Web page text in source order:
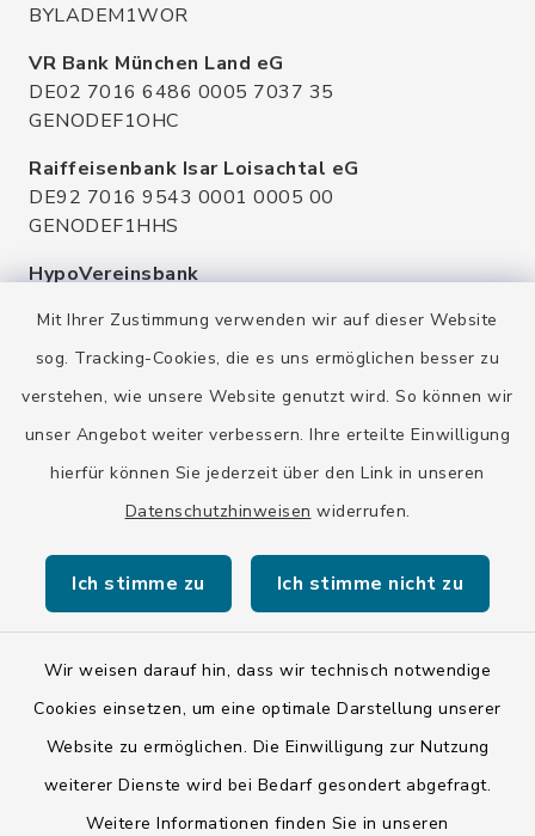
Mit Ihrer Zustimmung verwenden wir auf dieser Website
sog. Tracking-Cookies, die es uns ermöglichen besser zu
verstehen, wie unsere Website genutzt wird. So können wir
unser Angebot weiter verbessern. Ihre erteilte Einwilligung
hierfür können Sie jederzeit über den Link in unseren
Datenschutzhinweisen widerrufen.
Ich stimme zu Ich stimme nicht zu
Wir weisen darauf hin, dass wir technisch notwendige
Cookies einsetzen, um eine optimale Darstellung unserer
Website zu ermöglichen. Die Einwilligung zur Nutzung
weiterer Dienste wird bei Bedarf gesondert abgefragt.
Weitere Informationen finden Sie in unseren
BYLADEM1WOR
VR Bank München Land eG
DE02 7016 6486 0005 7037 35
GENODEF1OHC
Raiffeisenbank Isar Loisachtal eG
DE92 7016 9543 0001 0005 00
GENODEF1HHS
HypoVereinsbank
HYVEDEMMXXX
Kontakt
Barrierefreiheit
Impressum
ISIS 12